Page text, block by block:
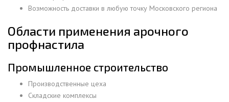
Возможность доставки в любую точку Московского региона
Области применения арочного
профнастила
Промышленное строительство
Производственные цеха
Складские комплексы